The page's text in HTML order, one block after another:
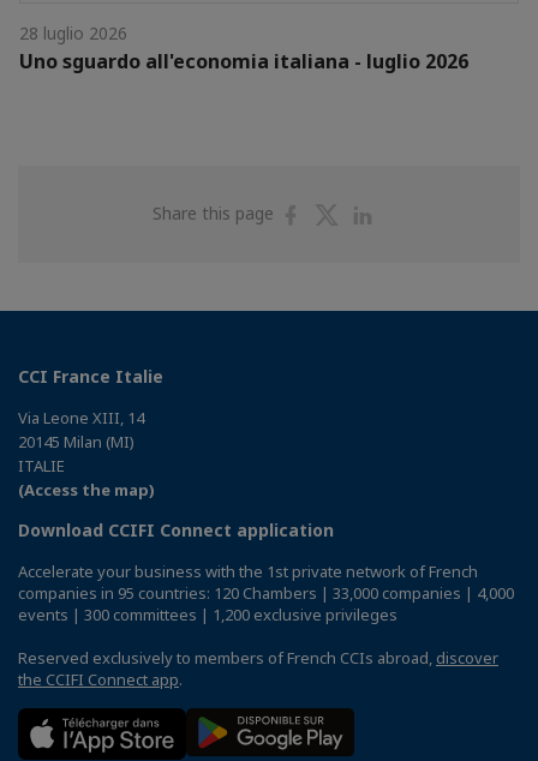
28 luglio 2026
Uno sguardo all'economia italiana - luglio 2026
Share this page
ShareShare
CCI France Italie
Via Leone XIII, 14
20145 Milan (MI)
ITALIE
(Access the map)
Download CCIFI Connect application
Accelerate your business with the 1st private network of French
companies in 95 countries: 120 Chambers | 33,000 companies | 4,000
events | 300 committees | 1,200 exclusive privileges
Reserved exclusively to members of French CCIs abroad, discover
the CCIFI Connect app.